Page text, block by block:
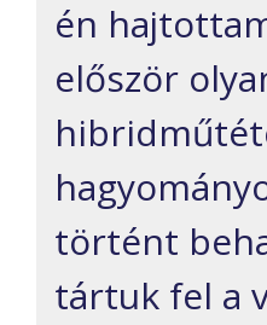
én
először
történt
tártuk fel a